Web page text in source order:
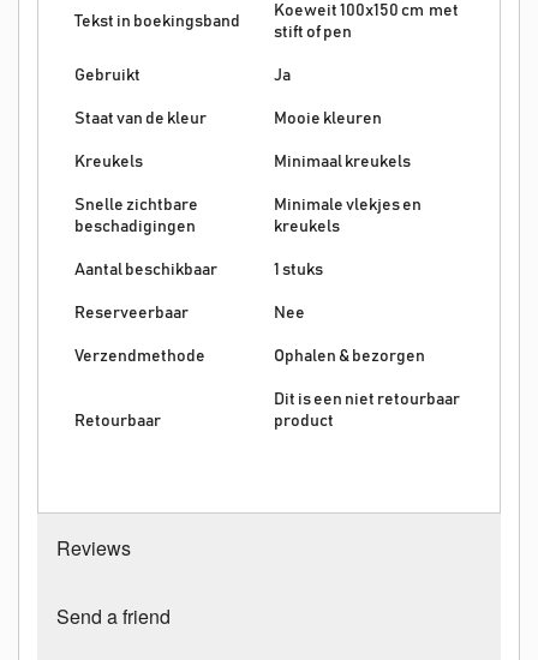
Tekst in boekingsband
Koeweit 100x150 cm met
stift of pen
Gebruikt Ja
Staat van de kleur Mooie kleuren
Kreukels Minimaal kreukels
Snelle zichtbare
beschadigingen
Minimale vlekjes en
kreukels
Aantal beschikbaar 1 stuks
Reserveerbaar Nee
Verzendmethode Ophalen & bezorgen
Retourbaar
Dit is een niet retourbaar
product
Reviews
Send a friend